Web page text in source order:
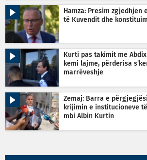
Hamza: Presim zgjedhjen
të Kuvendit dhe
Kurti pas takimit me
kemi lajme, përderisa
marrëveshje
Zemaj: Barra e
krijimin e institucioneve
mbi Albin Kurtin